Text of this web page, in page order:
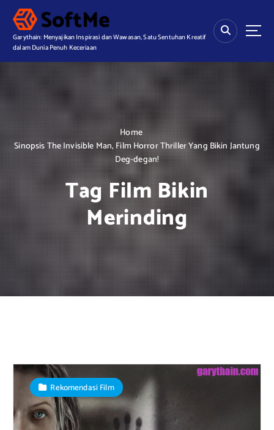
t
Garythain: Menyajikan Inspirasi dan Wawasan, Satu Sentuhan Kreatif
dalam Dunia Penuh Keceriaan
Home
Sinopsis The Invisible Man, Film Horror Thriller Yang Bikin Jantung
Deg-degan!
Tag Film Bikin
Merinding
Rekomendasi Film